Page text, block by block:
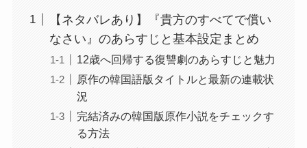
【ネタバレあり】『貴方のすべてで償い
なさい』のあらすじと基本設定まとめ
12歳へ回帰する復讐劇のあらすじと魅力
原作の韓国語版タイトルと最新の連載状
況
完結済みの韓国版原作小説をチェックす
る方法